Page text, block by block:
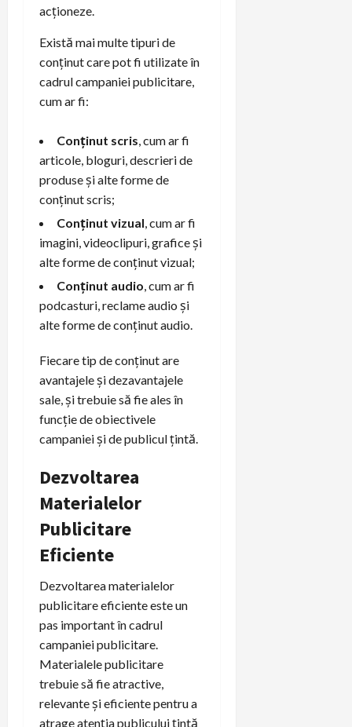
acționeze.
Există mai multe tipuri de
conținut care pot fi utilizate în
cadrul campaniei publicitare,
cum ar fi:
Conținut scris, cum ar fi
articole, bloguri, descrieri de
produse și alte forme de
conținut scris;
Conținut vizual, cum ar fi
imagini, videoclipuri, grafice și
alte forme de conținut vizual;
Conținut audio, cum ar fi
podcasturi, reclame audio și
alte forme de conținut audio.
Fiecare tip de conținut are
avantajele și dezavantajele
sale, și trebuie să fie ales în
funcție de obiectivele
campaniei și de publicul țintă.
Dezvoltarea
Materialelor
Publicitare
Eficiente
Dezvoltarea materialelor
publicitare eficiente este un
pas important în cadrul
campaniei publicitare.
Materialele publicitare
trebuie să fie atractive,
relevante și eficiente pentru a
atrage atenția publicului țintă